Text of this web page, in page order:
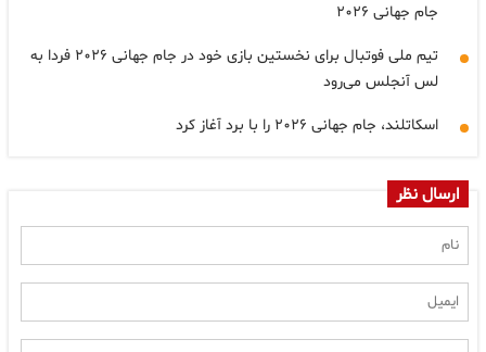
جام جهانی ۲۰۲۶
تیم ملی فوتبال برای نخستین بازی خود در جام جهانی ۲۰۲۶ فردا به
لس آنجلس می‌رود
اسکاتلند، جام جهانی ۲۰۲۶ را با برد آغاز کرد
ارسال نظر